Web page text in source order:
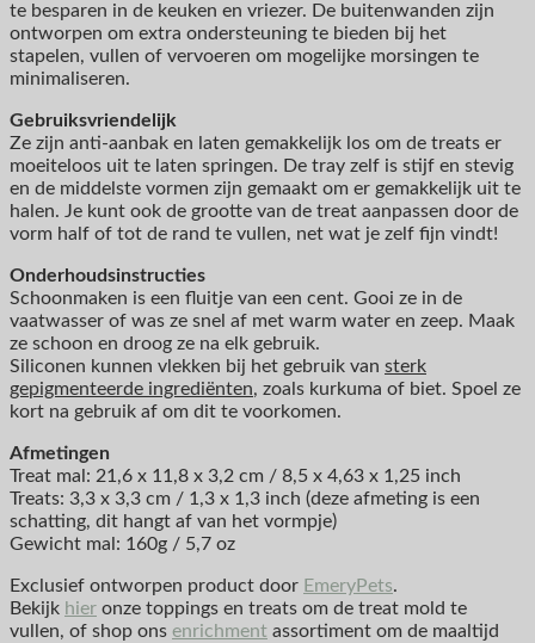
te besparen in de keuken en vriezer. De buitenwanden zijn
ontworpen om extra ondersteuning te bieden bij het
stapelen, vullen of vervoeren om mogelijke morsingen te
minimaliseren.
Gebruiksvriendelijk
Ze zijn anti-aanbak en laten gemakkelijk los om de treats er
moeiteloos uit te laten springen. De tray zelf is stijf en stevig
en de middelste vormen zijn gemaakt om er gemakkelijk uit te
halen. Je kunt ook de grootte van de treat aanpassen door de
vorm half of tot de rand te vullen, net wat je zelf fijn vindt!
Onderhoudsinstructies
Schoonmaken is een fluitje van een cent. Gooi ze in de
vaatwasser of was ze snel af met warm water en zeep. Maak
ze schoon en droog ze na elk gebruik.
Siliconen kunnen vlekken bij het gebruik van sterk
gepigmenteerde ingrediënten, zoals kurkuma of biet. Spoel ze
kort na gebruik af om dit te voorkomen.
Afmetingen
Treat mal: 21,6 x 11,8 x 3,2 cm / 8,5 x 4,63 x 1,25 inch
Treats: 3,3 x 3,3 cm / 1,3 x 1,3 inch (deze afmeting is een
schatting, dit hangt af van het vormpje)
Gewicht mal: 160g / 5,7 oz
Exclusief ontworpen product door EmeryPets.
Bekijk hier onze toppings en treats om de treat mold te
vullen, of shop ons enrichment assortiment om de maaltijd